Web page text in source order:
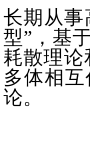
长期从事
型”，基
耗散理论
多体相
论。